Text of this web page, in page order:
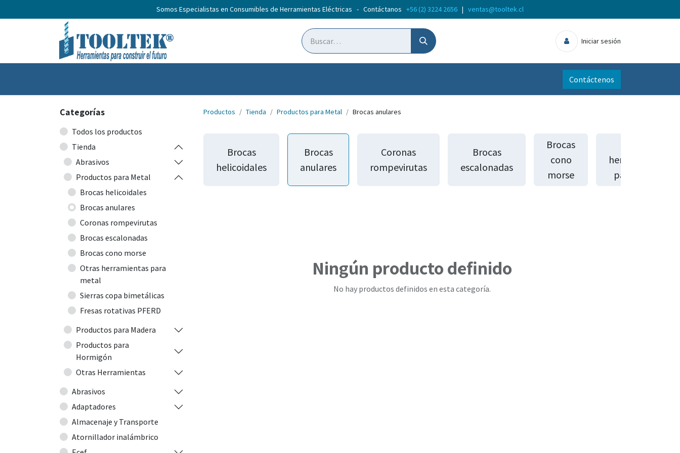
Somos Especialistas en Consumibles de Herramientas Eléctricas - Contáctanos +56 (2) 3224 2656 | ventas@tooltek.cl
Iniciar sesión
Contáctenos
Categorías
Todos los productos
Tienda
Abrasivos
Productos para Metal
Brocas helicoidales
Brocas anulares
Coronas rompevirutas
Brocas escalonadas
Brocas cono morse
Otras herramientas para
metal
Sierras copa bimetálicas
Fresas rotativas PFERD
Productos para Madera
Productos para
Hormigón
Otras Herramientas
Abrasivos
Adaptadores
Almacenaje y Transporte
Atornillador inalámbrico
Productos Tienda Productos para Metal Brocas anulares
Brocas
helicoidales
Brocas
anulares
Coronas
rompevirutas
Brocas
escalonadas
Brocas
cono
morse
herramientas
para metal
Ningún producto definido
No hay productos definidos en esta categoría.